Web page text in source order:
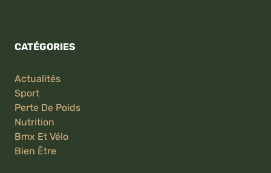
CATÉGORIES
Actualités
Sport
Perte De Poids
Nutrition
Bmx Et Vélo
Bien Être